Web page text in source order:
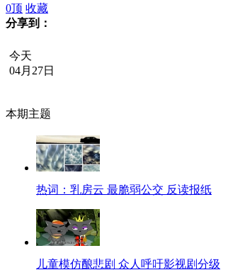
0顶 收藏
分享到：
今天
04月27日
本期主题
热词：乳房云 最脆弱公交 反读报纸
儿童模仿酿悲剧 众人呼吁影视剧分级